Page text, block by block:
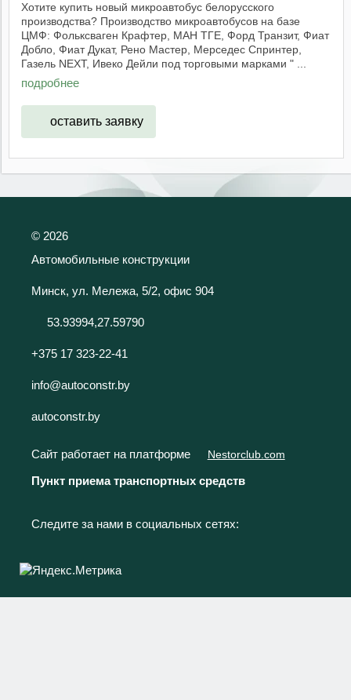
Хотите купить новый микроавтобус белорусского
производства? Производство микроавтобусов на базе
ЦМФ: Фольксваген Крафтер, МАН ТГЕ, Форд Транзит, Фиат
Добло, Фиат Дукат, Рено Мастер, Мерседес Спринтер,
Газель NEXT, Ивеко Дейли под торговыми марками " ...
подробнее
оставить заявку
© 2026
Автомобильные конструкции
Минск, ул. Мележа, 5/2, офис 904
53.93994,27.59790
+375 17 323-22-41
info@autoconstr.by
autoconstr.by
Сайт работает на платформе Nestorclub.com
Пункт приема транспортных средств
Следите за нами в социальных сетях: